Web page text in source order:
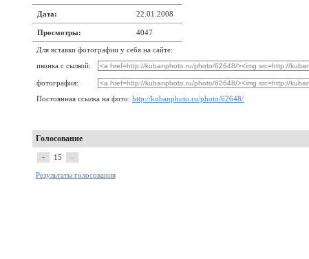
Дата: 22.01.2008
Просмотры: 4047
Для вставки фотографии у себя на сайте:
иконка с сылкой:
фотография:
Постоянная ссылка на фото: http://kubanphoto.ru/photo/62648/
Голосование
+ 15 –
Результаты голосования